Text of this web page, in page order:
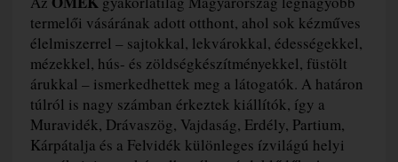
termelői vásárának adott otthont, ahol sok kézműves
élelmiszerrel – sajtokkal, lekvárokkal, édességekkel,
mézekkel, hús- és zöldségkészítményekkel, füstölt
árukkal – ismerkedhettek meg a látogatók. A határon
túlról is nagy számban érkeztek kiállítók, így a
Muravidék, Drávaszög, Vajdaság, Erdély, Partium,
Kárpátalja és a Felvidék különleges ízvilágú helyi